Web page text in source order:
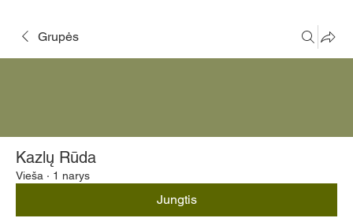
Grupės
Kazlų Rūda
Vieša · 1 narys
Jungtis